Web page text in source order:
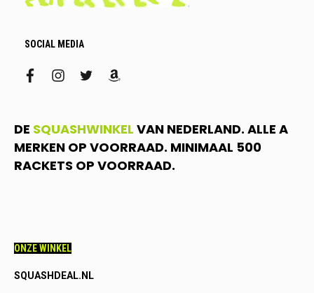
SOCIAL MEDIA
facebookinstagram
twitteramazon
DE SQUASHWINKEL VAN NEDERLAND. ALLE A
MERKEN OP VOORRAAD. MINIMAAL 500
RACKETS OP VOORRAAD.
ONZE WINKEL
SQUASHDEAL.NL